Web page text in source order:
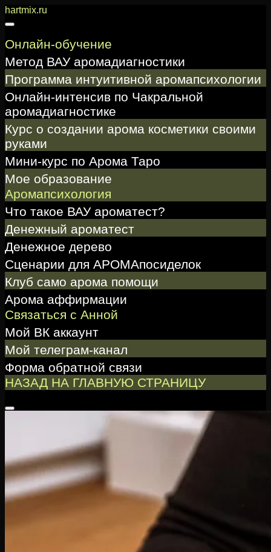
Перейти
к
hartmix.ru
Онлайн-обучение
Метод ВАУ аромадиагностики
Программа интуитивной аромапсихологии
Онлайн-интенсив по Чакральной
аромадиагностике
Курс о создании арома косметики своими
руками
Мини-курс по Арома Таро
Мое образование
Аромапсихология
Что такое ВАУ ароматест?
Денежный ароматест
Денежное дерево
Сценарии для АРОМАпосиделок
Клуб само арома помощи
Арома аффирмации
Связаться с Анной
Мой ВК аккаунт
Мой телеграм-канал
Форма обратной связи
НАЗАД НА ГЛАВНУЮ СТРАНИЦУ